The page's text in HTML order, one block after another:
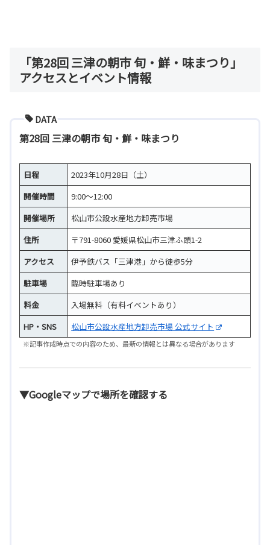
「第28回 三津の朝市 旬・鮮・味まつり」
アクセスとイベント情報
DATA
第28回 三津の朝市 旬・鮮・味まつり
日程
2023年10月28日（土）
開催時間
9:00～12:00
開催場所
松山市公設水産地方卸売市場
住所
〒791-8060 愛媛県松山市三津ふ頭1-2
アクセス
伊予鉄バス「三津港」から徒歩5分
駐車場
臨時駐車場あり
料金
入場無料（有料イベントあり）
HP・SNS
松山市公設水産地方卸売市場 公式サイト
※記事作成時点での内容のため、最新の情報とは異なる場合があります
▼Googleマップで場所を確認する